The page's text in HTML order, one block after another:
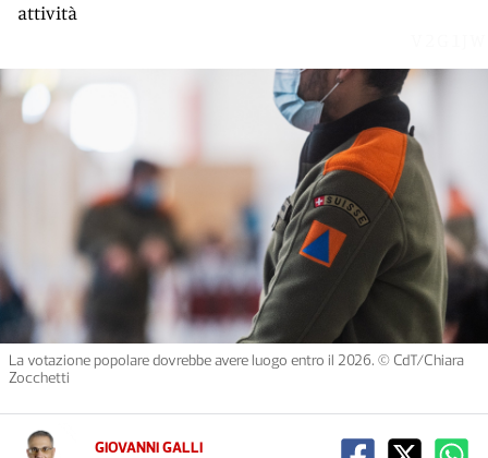
attività
La votazione popolare dovrebbe avere luogo entro il 2026. © CdT/Chiara
Zocchetti
GIOVANNI GALLI